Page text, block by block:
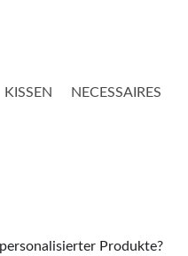
KISSEN NECESSAIRES
Produkte?